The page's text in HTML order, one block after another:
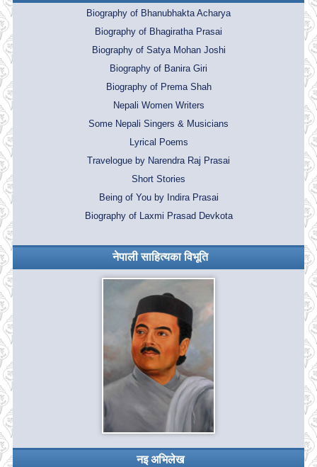
Biography of Bhanubhakta Acharya
Biography of Bhagiratha Prasai
Biography of Satya Mohan Joshi
Biography of Banira Giri
Biography of Prema Shah
Nepali Women Writers
Some Nepali Singers & Musicians
Lyrical Poems
Travelogue by Narendra Raj Prasai
Short Stories
Being of You by Indira Prasai
Biography of Laxmi Prasad Devkota
नेपाली साहित्यका विभूति
नइ अभिलेख